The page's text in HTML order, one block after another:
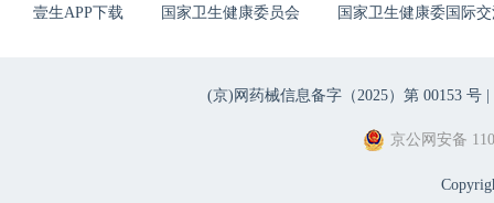
壹生APP下载 国家卫生健康委员会 国家卫生健康委国际
(京)网药械信息备字（2025）第 00153 号 |
京公网安备